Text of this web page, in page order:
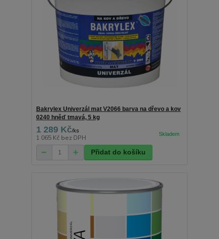
Bakrylex Univerzál mat V2066 barva na dřevo a kov
0240 hněď tmavá, 5 kg
1 289 Kč/ks
1 065 Kč bez DPH
Přidat do košíku